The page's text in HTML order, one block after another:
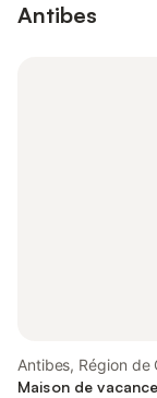
Antibes
Antibes, Région de
Maison de